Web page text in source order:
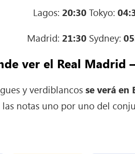
Lagos: 20:30Tokyo:
Madrid: 21:30Sydney:
ver el Real Madrid
y verdiblancosse verá en
notas uno por uno del